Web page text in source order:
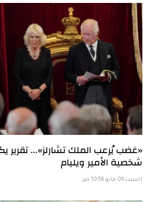
«غضب يُرعب الملك تشارلز»… تقرير
شخصية الأمير ويليام
السبت 09 مايو 10:56 ص